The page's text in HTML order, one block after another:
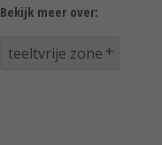
Bekijk meer over:
teeltvrije zone